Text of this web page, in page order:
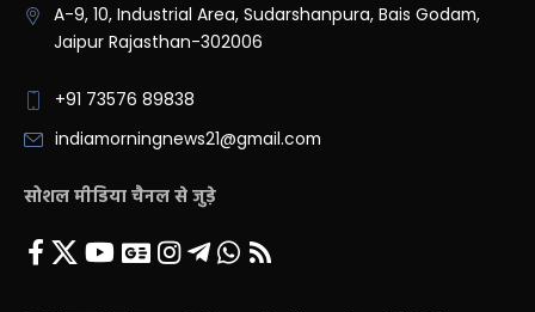
A-9, 10, Industrial Area, Sudarshanpura, Bais Godam,
Jaipur Rajasthan-302006
+91 73576 89838
indiamorningnews21@gmail.com
सोशल मीडिया चैनल से जुड़े